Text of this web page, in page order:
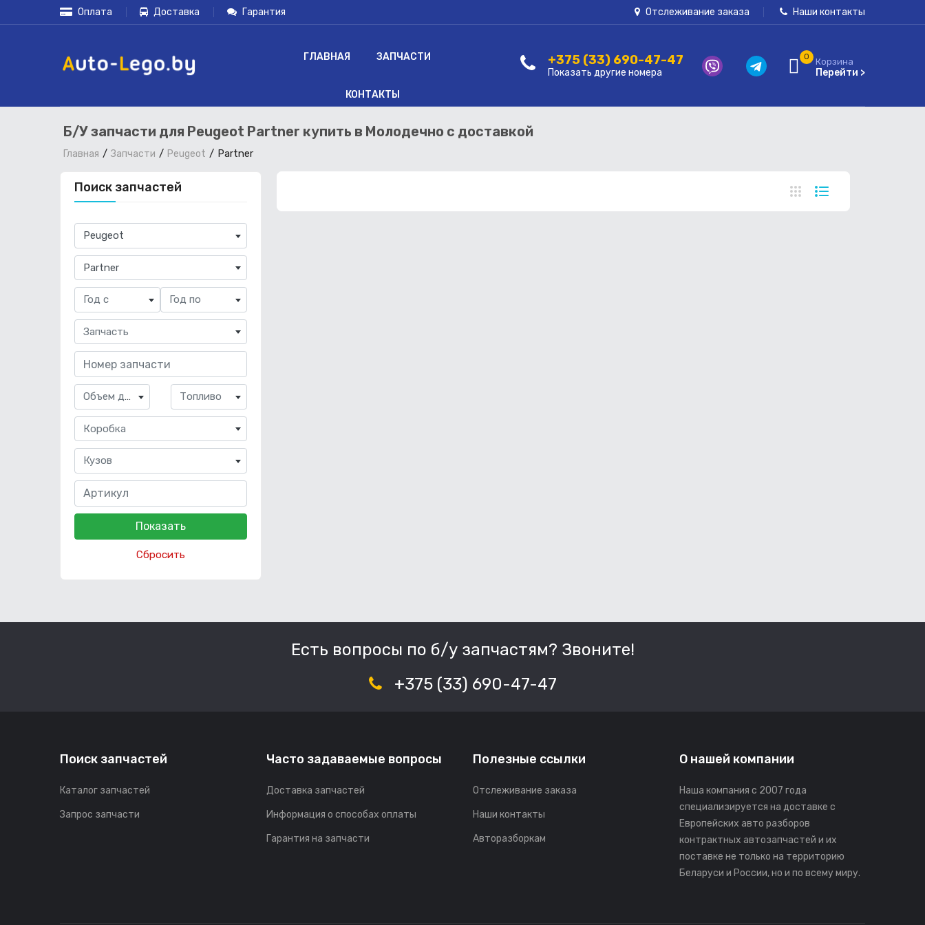
Оплата Доставка Гарантия Отслеживание заказа Наши контакты
ГЛАВНАЯ ЗАПЧАСТИ
КОНТАКТЫ
+375 (33) 690-47-47
Показать другие номера
0 Корзина
Перейти >
Б/У запчасти для Peugeot Partner купить в Молодечно с доставкой
Главная Запчасти Peugeot Partner
Поиск запчастей
×
Peugeot
×
Partner
Год с Год по
Запчасть
Объем двигателя Топливо
Коробка
Кузов
Сбросить
Есть вопросы по б/у запчастям? Звоните!
+375 (33) 690-47-47
Поиск запчастей
Каталог запчастей
Запрос запчасти
Часто задаваемые вопросы
Доставка запчастей
Информация о способах оплаты
Гарантия на запчасти
Полезные ссылки
Отслеживание заказа
Наши контакты
Авторазборкам
О нашей компании
Наша компания с 2007 года
специализируется на доставке с
Европейских авто разборов
контрактных автозапчастей и их
поставке не только на территорию
Беларуси и России, но и по всему миру.